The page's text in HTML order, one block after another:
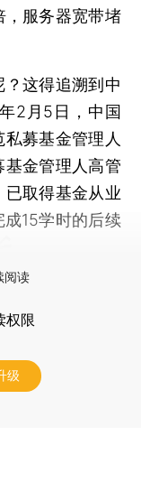
，服务器宽带堵
这得追溯到中
2月5日，中国
募基金管理人
金管理人高管
已取得基金从业
15学时的后续
阅读
权限
级